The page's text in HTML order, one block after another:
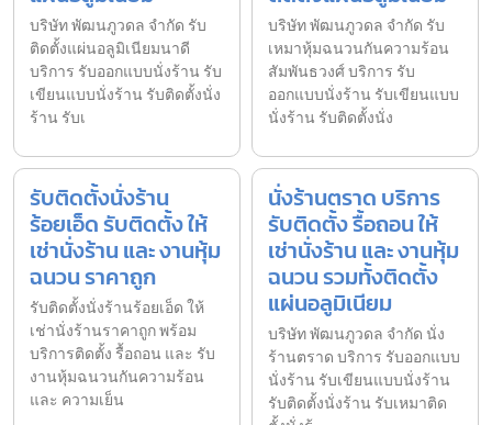
บริษัท พัฒนภูวดล จำกัด รับ
ติดตั้งแผ่นอลูมิเนียมนาดี
บริการ รับออกแบบนั่งร้าน รับ
เขียนแบบนั่งร้าน รับติดตั้งนั่ง
ร้าน รับเ
บริษัท พัฒนภูวดล จำกัด รับ
เหมาหุ้มฉนวนกันความร้อน
สัมพันธวงศ์ บริการ รับ
ออกแบบนั่งร้าน รับเขียนแบบ
นั่งร้าน รับติดตั้งนั่ง
รับติดตั้งนั่งร้าน
ร้อยเอ็ด รับติดตั้ง ให้
เช่านั่งร้าน และ งานหุ้ม
ฉนวน ราคาถูก
รับติดตั้งนั่งร้านร้อยเอ็ด ให้
เช่านั่งร้านราคาถูก พร้อม
บริการติดตั้ง รื้อถอน และ รับ
งานหุ้มฉนวนกันความร้อน
และ ความเย็น
นั่งร้านตราด บริการ
รับติดตั้ง รื้อถอน ให้
เช่านั่งร้าน และ งานหุ้ม
ฉนวน รวมทั้งติดตั้ง
แผ่นอลูมิเนียม
บริษัท พัฒนภูวดล จำกัด นั่ง
ร้านตราด บริการ รับออกแบบ
นั่งร้าน รับเขียนแบบนั่งร้าน
รับติดตั้งนั่งร้าน รับเหมาติด